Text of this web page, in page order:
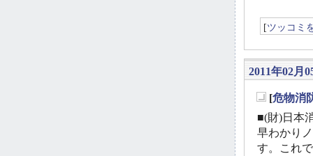
[ツッコミ
2011年02月
[危物消
■(財)日本
早わかり
す。これ